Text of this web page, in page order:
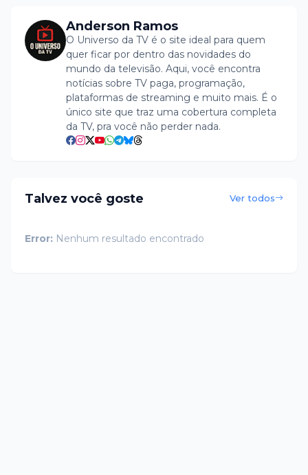
Anderson Ramos
O Universo da TV é o site ideal para quem
quer ficar por dentro das novidades do
mundo da televisão. Aqui, você encontra
notícias sobre TV paga, programação,
plataformas de streaming e muito mais. É o
único site que traz uma cobertura completa
da TV, pra você não perder nada.
Talvez você goste Ver todos
Error: Nenhum resultado encontrado